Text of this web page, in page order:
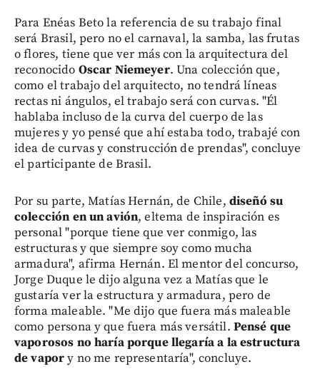
Para Enéas Beto la referencia de su trabajo final
será Brasil, pero no el carnaval, la samba, las frutas
o flores, tiene que ver más con la arquitectura del
reconocido Oscar Niemeyer. Una colección que,
como el trabajo del arquitecto, no tendrá líneas
rectas ni ángulos, el trabajo será con curvas. "Él
hablaba incluso de la curva del cuerpo de las
mujeres y yo pensé que ahí estaba todo, trabajé con
idea de curvas y construcción de prendas", concluye
el participante de Brasil.
Por su parte, Matías Hernán, de Chile, diseñó su
colección en un avión, eltema de inspiración es
personal "porque tiene que ver conmigo, las
estructuras y que siempre soy como mucha
armadura", afirma Hernán. El mentor del concurso,
Jorge Duque le dijo alguna vez a Matías que le
gustaría ver la estructura y armadura, pero de
forma maleable. "Me dijo que fuera más maleable
como persona y que fuera más versátil. Pensé que
vaporosos no haría porque llegaría a la estructura
de vapory no me representaría", concluye.